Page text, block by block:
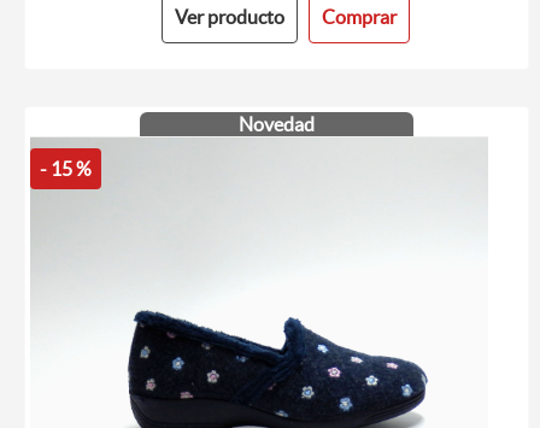
Ver producto Comprar
Novedad
- 15 %